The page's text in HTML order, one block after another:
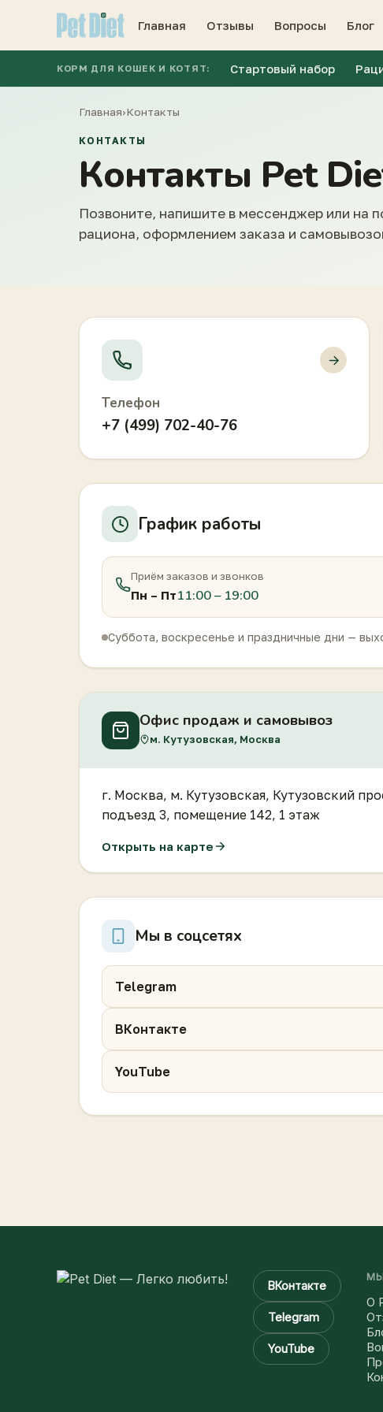
Главная Отзывы Вопросы Блог
КОРМ ДЛЯ КОШЕК И КОТЯТ: Стартовый набор
Главная›Контакты
КОНТАКТЫ
Контакты Pet
Позвоните, напишите в мессенджер или на
рациона, оформлением заказа и
Телефон
+7 (499) 702-40-76
График работы
Приём заказов и звонков
Пн – Пт11:00 – 19:00
Суббота, воскресенье и праздничные дни —
Офис продаж и самовывоз
м. Кутузовская, Москва
г. Москва, м. Кутузовская, Кутузовский
подъезд 3, помещение 142, 1 этаж
Открыть на карте
Мы в соцсетях
Telegram
ВКонтакте
YouTube
ВКонтакте
Telegram
YouTube
О